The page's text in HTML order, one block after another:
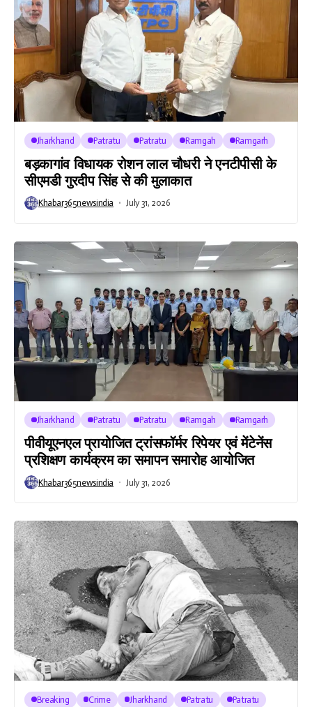
Jharkhand Patratu Patratu Ramgah Ramgarh
बड़कागांव विधायक रोशन लाल चौधरी ने एनटीपीसी के
सीएमडी गुरदीप सिंह से की मुलाकात
Khabar365newsindia July 31, 2026
Jharkhand Patratu Patratu Ramgah Ramgarh
पीवीयूएनएल प्रायोजित ट्रांसफॉर्मर रिपेयर एवं मेंटेनेंस
प्रशिक्षण कार्यक्रम का समापन समारोह आयोजित
Khabar365newsindia July 31, 2026
Breaking Crime Jharkhand Patratu
Patratu